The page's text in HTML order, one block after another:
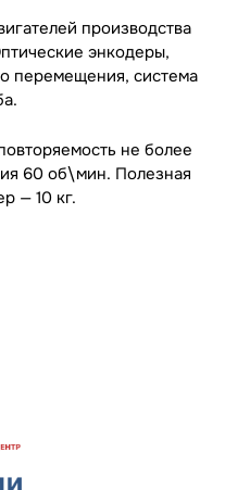
производства
энкодеры,
перемещения, система
не более
60 об\мин. Полезная
— 10 кг.